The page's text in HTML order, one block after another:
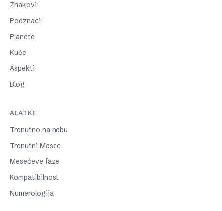
Znakovi
Podznaci
Planete
Kuće
Aspekti
Blog
ALATKE
Trenutno na nebu
Trenutni Mesec
Mesečeve faze
Kompatibilnost
Numerologija